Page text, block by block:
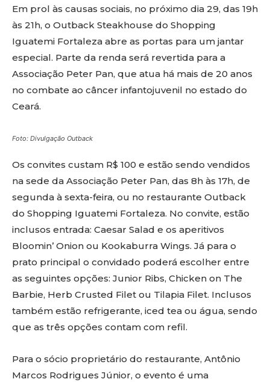
Em prol às causas sociais, no próximo dia 29, das 19h
às 21h, o Outback Steakhouse do Shopping
Iguatemi Fortaleza abre as portas para um jantar
especial. Parte da renda será revertida para a
Associação Peter Pan, que atua há mais de 20 anos
no combate ao câncer infantojuvenil no estado do
Ceará.
Foto: Divulgação Outback
Os convites custam R$ 100 e estão sendo vendidos
na sede da Associação Peter Pan, das 8h às 17h, de
segunda à sexta-feira, ou no restaurante Outback
do Shopping Iguatemi Fortaleza. No convite, estão
inclusos entrada: Caesar Salad e os aperitivos
Bloomin’ Onion ou Kookaburra Wings. Já para o
prato principal o convidado poderá escolher entre
as seguintes opções: Junior Ribs, Chicken on The
Barbie, Herb Crusted Filet ou Tilapia Filet. Inclusos
também estão refrigerante, iced tea ou água, sendo
que as três opções contam com refil.
Para o sócio proprietário do restaurante, Antônio
Marcos Rodrigues Júnior, o evento é uma